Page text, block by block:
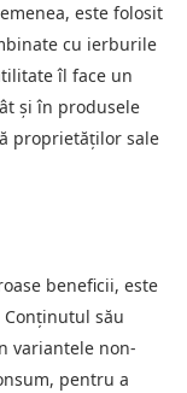
este folosit
cu ierburile
îl face un
și în produsele
proprietăților sale
beneficii, este
său
variantele non-
pentru a